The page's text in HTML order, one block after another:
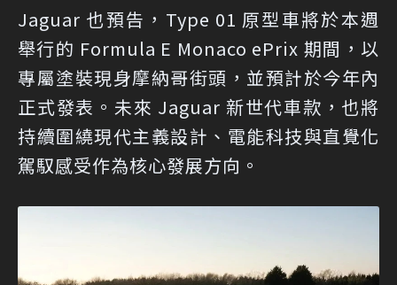
Jaguar 也預告，Type 01 原型車將於本週
舉行的 Formula E Monaco ePrix 期間，以
專屬塗裝現身摩納哥街頭，並預計於今年內
正式發表。未來 Jaguar 新世代車款，也將
持續圍繞現代主義設計、電能科技與直覺化
駕馭感受作為核心發展方向。